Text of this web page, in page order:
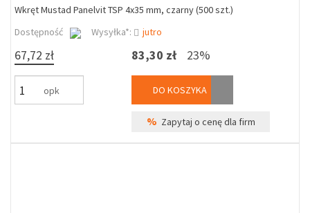
Wkręt Mustad Panelvit TSP 4x35 mm, czarny (500 szt.)
Dostępność
Wysyłka*: jutro
67,72 zł
opk
83,30 zł 23%
DO KOSZYKA
% Zapytaj o cenę dla firm